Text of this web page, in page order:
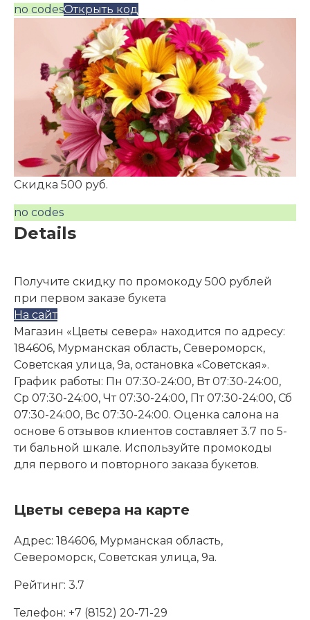
no codesОткрыть код
Скидка 500 руб.
no codes
Details
Получите скидку по промокоду 500 рублей
при первом заказе букета
На сайт
Магазин «Цветы севера» находится по адресу:
184606, Мурманская область, Североморск,
Советская улица, 9а, остановка «Советская».
График работы: Пн 07:30-24:00, Вт 07:30-24:00,
Ср 07:30-24:00, Чт 07:30-24:00, Пт 07:30-24:00, Сб
07:30-24:00, Вс 07:30-24:00. Оценка салона на
основе 6 отзывов клиентов составляет 3.7 по 5-
ти бальной шкале. Используйте промокоды
для первого и повторного заказа букетов.
Цветы севера на карте
Адрес: 184606, Мурманская область,
Североморск, Советская улица, 9а.
Рейтинг: 3.7
Телефон: +7 (8152) 20-71-29